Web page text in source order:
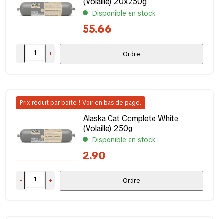
Disponible en stock
55.66
- + Ordre
Prix réduit par boîte ! Voir en bas de page.
Alaska Cat Complete White
(Volaille) 250g
Disponible en stock
2.90
- + Ordre